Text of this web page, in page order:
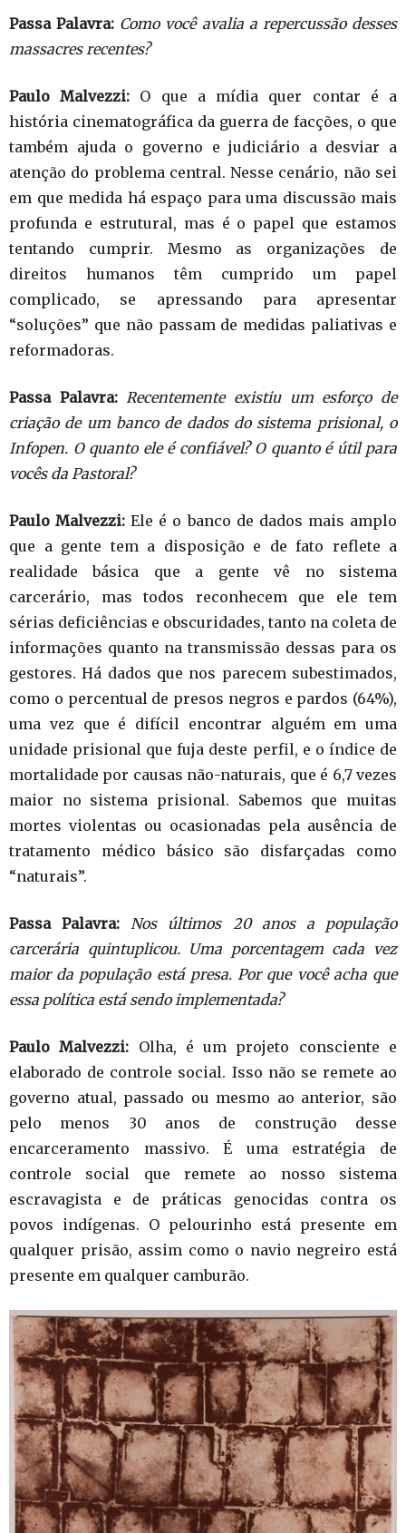
Passa Palavra: Como você avalia a repercussão desses
massacres recentes?
Paulo Malvezzi: O que a mídia quer contar é a
história cinematográfica da guerra de facções, o que
também ajuda o governo e judiciário a desviar a
atenção do problema central. Nesse cenário, não sei
em que medida há espaço para uma discussão mais
profunda e estrutural, mas é o papel que estamos
tentando cumprir. Mesmo as organizações de
direitos humanos têm cumprido um papel
complicado, se apressando para apresentar
“soluções” que não passam de medidas paliativas e
reformadoras.
Passa Palavra: Recentemente existiu um esforço de
criação de um banco de dados do sistema prisional, o
Infopen. O quanto ele é confiável? O quanto é útil para
vocês da Pastoral?
Paulo Malvezzi: Ele é o banco de dados mais amplo
que a gente tem a disposição e de fato reflete a
realidade básica que a gente vê no sistema
carcerário, mas todos reconhecem que ele tem
sérias deficiências e obscuridades, tanto na coleta de
informações quanto na transmissão dessas para os
gestores. Há dados que nos parecem subestimados,
como o percentual de presos negros e pardos (64%),
uma vez que é difícil encontrar alguém em uma
unidade prisional que fuja deste perfil, e o índice de
mortalidade por causas não-naturais, que é 6,7 vezes
maior no sistema prisional. Sabemos que muitas
mortes violentas ou ocasionadas pela ausência de
tratamento médico básico são disfarçadas como
“naturais”.
Passa Palavra:
Nos últimos 20 anos a população
carcerária quintuplicou. Uma porcentagem cada vez
maior da população está presa. Por que você acha que
essa política está sendo implementada?
Paulo Malvezzi: Olha, é um projeto consciente e
elaborado de controle social. Isso não se remete ao
governo atual, passado ou mesmo ao anterior, são
pelo menos 30 anos de construção desse
encarceramento massivo. É uma estratégia de
controle social que remete ao nosso sistema
escravagista e de práticas genocidas contra os
povos indígenas. O pelourinho está presente em
qualquer prisão, assim como o navio negreiro está
presente em qualquer camburão.